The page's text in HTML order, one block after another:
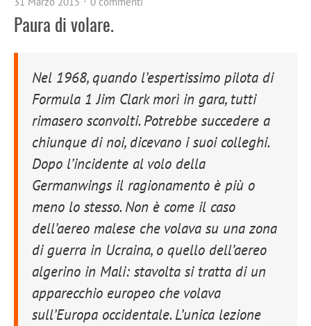
Paura di volare.
Nel 1968, quando l’espertissimo pilota di
Formula 1 Jim Clark morì in gara, tutti
rimasero sconvolti. Potrebbe succedere a
chiunque di noi, dicevano i suoi colleghi.
Dopo l’incidente al volo della
Germanwings il ragionamento è più o
meno lo stesso. Non è come il caso
dell’aereo malese che volava su una zona
di guerra in Ucraina, o quello dell’aereo
algerino in Mali: stavolta si tratta di un
apparecchio europeo che volava
sull’Europa occidentale. L’unica lezione